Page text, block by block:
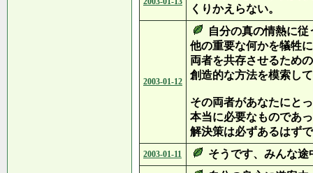
くりかえらない。
2003-01-12
自分の真の情熱に従
他の重要な何かを犠牲
両者を共存させるための
創造的な方法を模索し
その両者があなたにと
本当に必要なものであ
解決策は必ずあるはず
2003-01-11 そうです、みんな